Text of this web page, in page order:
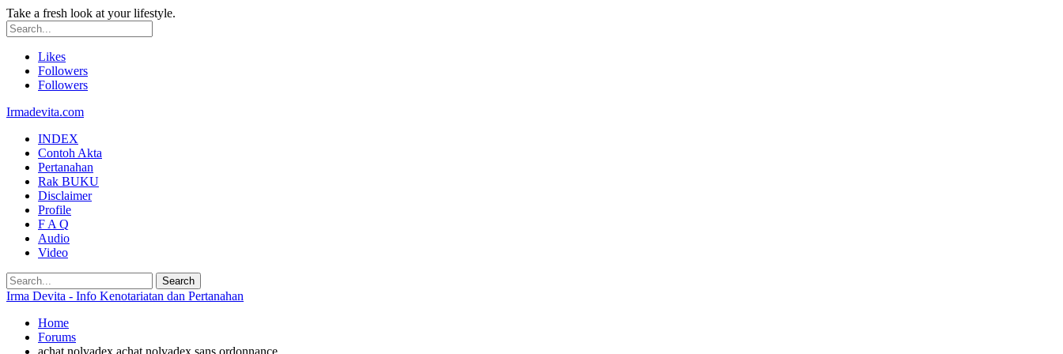
Take a fresh look at your lifestyle.
Likes
Followers
Followers
Irmadevita.com
INDEX
Contoh Akta
Pertanahan
Rak BUKU
Disclaimer
Profile
F A Q
Audio
Video
Irma Devita - Info Kenotariatan dan Pertanahan
Home
Forums
achat nolvadex achat nolvadex sans ordonnance